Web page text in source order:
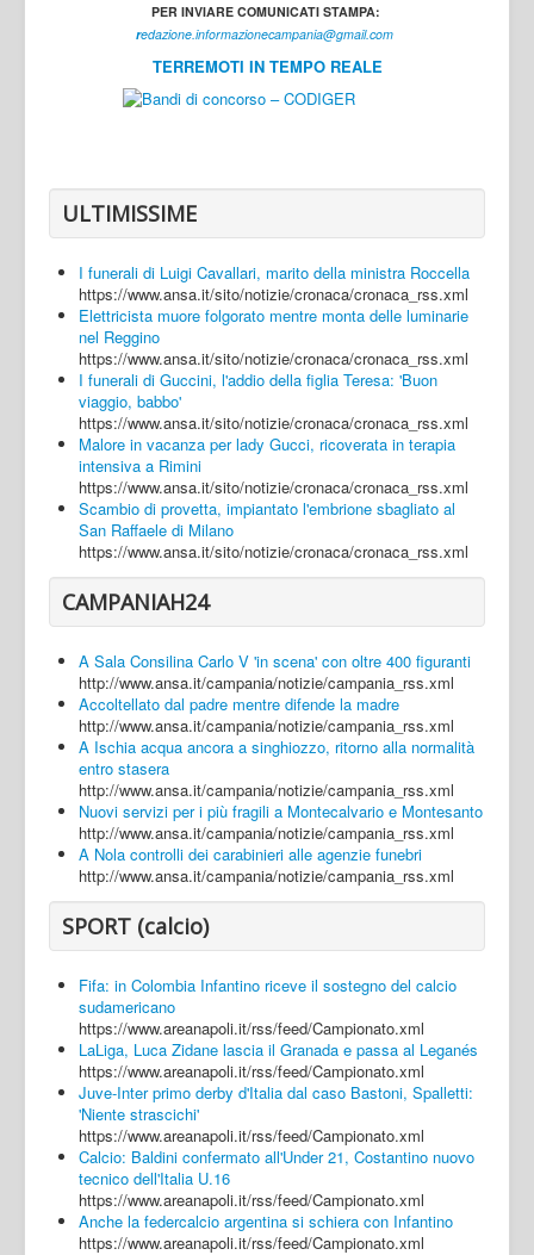
Caserta
Napoli
Salerno
Login
PER INVIARE COMUNICATI STAMPA:
redazione.informazionecampania@gmail.com
TERREMOTI IN TEMPO REALE
ULTIMISSIME
I funerali di Luigi Cavallari, marito della ministra Roccella
https://www.ansa.it/sito/notizie/cronaca/cronaca_rss.xml
Elettricista muore folgorato mentre monta delle luminarie
nel Reggino
https://www.ansa.it/sito/notizie/cronaca/cronaca_rss.xml
I funerali di Guccini, l'addio della figlia Teresa: 'Buon
viaggio, babbo'
https://www.ansa.it/sito/notizie/cronaca/cronaca_rss.xml
Malore in vacanza per lady Gucci, ricoverata in terapia
intensiva a Rimini
https://www.ansa.it/sito/notizie/cronaca/cronaca_rss.xml
Scambio di provetta, impiantato l'embrione sbagliato al
San Raffaele di Milano
https://www.ansa.it/sito/notizie/cronaca/cronaca_rss.xml
CAMPANIAH24
A Sala Consilina Carlo V 'in scena' con oltre 400 figuranti
http://www.ansa.it/campania/notizie/campania_rss.xml
Accoltellato dal padre mentre difende la madre
http://www.ansa.it/campania/notizie/campania_rss.xml
A Ischia acqua ancora a singhiozzo, ritorno alla normalità
entro stasera
http://www.ansa.it/campania/notizie/campania_rss.xml
Nuovi servizi per i più fragili a Montecalvario e Montesanto
http://www.ansa.it/campania/notizie/campania_rss.xml
A Nola controlli dei carabinieri alle agenzie funebri
http://www.ansa.it/campania/notizie/campania_rss.xml
SPORT (calcio)
Fifa: in Colombia Infantino riceve il sostegno del calcio
sudamericano
https://www.areanapoli.it/rss/feed/Campionato.xml
LaLiga, Luca Zidane lascia il Granada e passa al Leganés
https://www.areanapoli.it/rss/feed/Campionato.xml
Juve-Inter primo derby d'Italia dal caso Bastoni, Spalletti:
'Niente strascichi'
https://www.areanapoli.it/rss/feed/Campionato.xml
Calcio: Baldini confermato all'Under 21, Costantino nuovo
tecnico dell'Italia U.16
https://www.areanapoli.it/rss/feed/Campionato.xml
Anche la federcalcio argentina si schiera con Infantino
https://www.areanapoli.it/rss/feed/Campionato.xml